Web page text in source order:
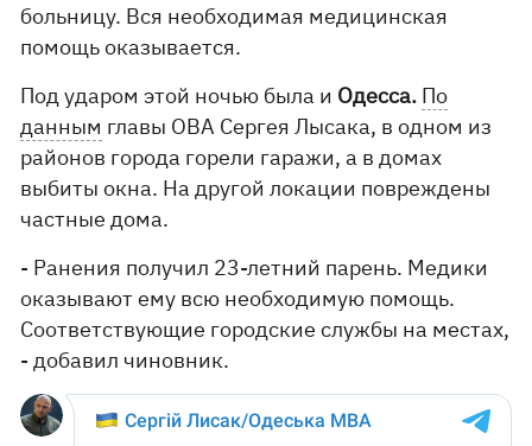
больницу. Вся необходимая медицинская
помощь оказывается.
Под ударом этой ночью была и Одесса. По
данным главы ОВА Сергея Лысака, в одном из
районов города горели гаражи, а в домах
выбиты окна. На другой локации повреждены
частные дома.
- Ранения получил 23-летний парень. Медики
оказывают ему всю необходимую помощь.
Соответствующие городские службы на местах,
- добавил чиновник.